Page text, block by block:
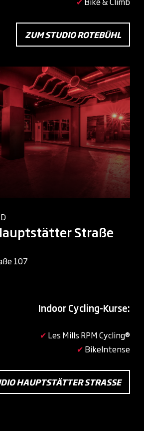
ZUM STUDIO ROTEBÜHL
Straße
107
Indoor Cycling-Kurse:
✔ Les Mills RPM Cycling®
✔ BikeIntense
HAUPTSTÄTTER STRASSE